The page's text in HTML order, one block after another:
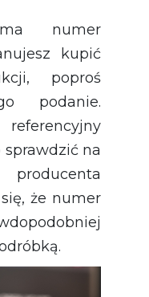
numer
kupić
poproś
podanie.
sprawdzić na
że numer